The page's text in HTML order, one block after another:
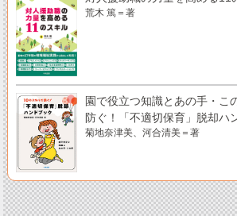
荒木 篤＝著
園で役立つ知識とあの手・
防ぐ！「不適切保育」脱却ハ
菊地奈津美、河合清美＝著